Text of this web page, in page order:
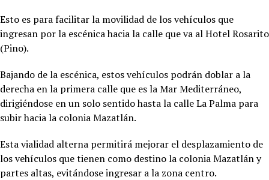
Esto es para facilitar la movilidad de los vehículos que
ingresan por la escénica hacia la calle que va al Hotel Rosarito
(Pino).
Bajando de la escénica, estos vehículos podrán doblar a la
derecha en la primera calle que es la Mar Mediterráneo,
dirigiéndose en un solo sentido hasta la calle La Palma para
subir hacia la colonia Mazatlán.
Esta vialidad alterna permitirá mejorar el desplazamiento de
los vehículos que tienen como destino la colonia Mazatlán y
partes altas, evitándose ingresar a la zona centro.